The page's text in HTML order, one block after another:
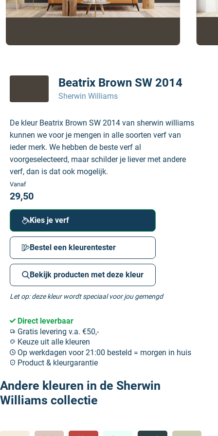
Beatrix Brown SW 2014
Sherwin Williams
De kleur Beatrix Brown SW 2014 van sherwin williams
kunnen we voor je mengen in alle soorten verf van
ieder merk. We hebben de beste verf al
voorgeselecteerd, maar schilder je liever met andere
verf, dan is dat ook mogelijk.
Vanaf
29,50
Kies je verf
Bestel een kleurentester
Bekijk producten met deze kleur
Let op: deze kleur wordt speciaal voor jou gemengd
Direct leverbaar
Gratis levering v.a. €50,-
Keuze uit alle kleuren
Op werkdagen voor 21:00 besteld = morgen in huis
Product & kleurgarantie
Andere kleuren in de Sherwin
Williams collectie